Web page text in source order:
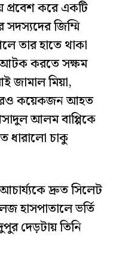
প্রবেশ করে একটি
জিম্মি
তার হাতে থাকা
আটক করতে সক্ষম
জামাল মিয়া,
কয়েকজন আহত
আলম বাপ্পিকে
ধারালো চাকু
দ্রুত সিলেট
হাসপাতালে ভর্তি
দেড়টায় তিনি